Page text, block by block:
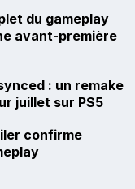
du gameplay
avant-première
: un remake
juillet sur PS5
confirme